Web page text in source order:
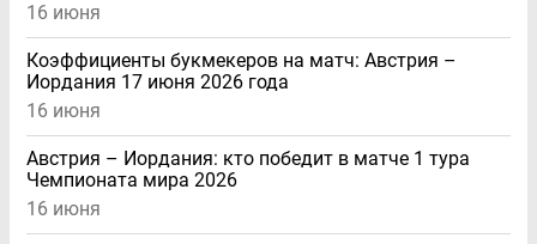
16 июня
Коэффициенты букмекеров на матч: Австрия –
Иордания 17 июня 2026 года
16 июня
Австрия – Иордания: кто победит в матче 1 тура
Чемпионата мира 2026
16 июня